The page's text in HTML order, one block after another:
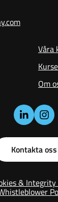
Våra
Om
Kontakta oss
& Integrity